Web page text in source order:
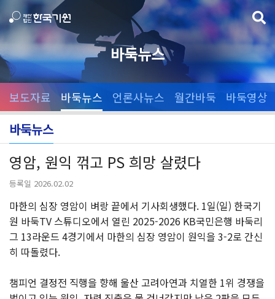
바둑뉴스
보도자료 바둑뉴스 언론사뉴스 월간바둑 바둑영상
바둑뉴스
영암, 원익 꺾고 PS 희망 살렸다
등록일 2026.02.02
마한의 심장 영암이 벼랑 끝에서 기사회생했다. 1일(일) 한국기
원 바둑TV 스튜디오에서 열린 2025-2026 KB국민은행 바둑리
그 13라운드 4경기에서 마한의 심장 영암이 원익을 3-2로 간신
히 따돌렸다.
챔피언 결정전 직행을 향해 울산 고려아연과 치열한 1위 경쟁을